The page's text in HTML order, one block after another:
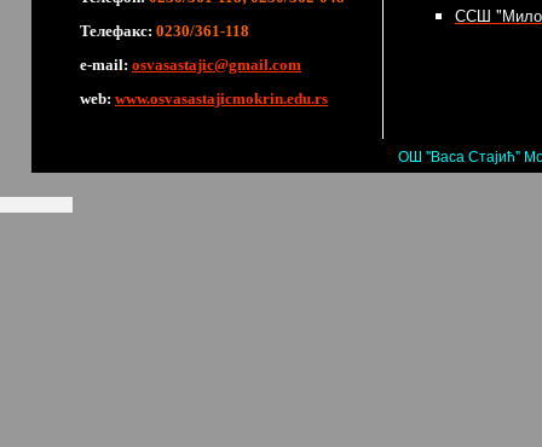
Телефакс: 0230/361-118
е-mail: osvasastajic@gmail.com
web: www.osvasastajicmokrin.edu.rs
ССШ
ОШ "Васа Стајић"